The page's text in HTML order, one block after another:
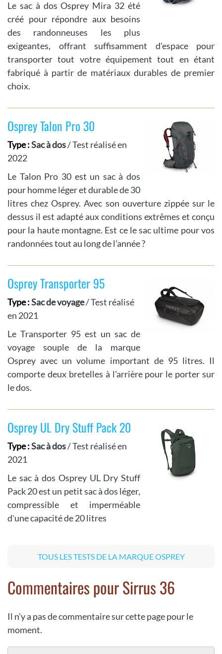
Le sac à dos Osprey Mira 32 été
créé pour répondre aux besoins
des randonneuses les plus
exigeantes, offrant suffisamment d'espace pour
transporter tout votre équipement tout en étant
fabriqué à partir de matériaux durables de premier
choix.
Osprey Talon Pro 30
Type :Sac à dos/ Test réalisé en
2022
Le Talon Pro 30 est un sac à dos
pour homme léger et durable de 30
litres chez Osprey. Avec son ouverture zippée sur le
dessus il est adapté aux conditions extrêmes et conçu
pour la haute montagne. Est ce le sac ultime pour vos
randonnées tout au long de l'année ?
Osprey Transporter 95
Type :Sac de voyage/ Test réalisé
en 2021
Le Transporter 95 est un sac de
voyage souple de la marque
Osprey avec un volume important de 95 litres. Il
comporte deux bretelles à l'arrière pour le porter sur
le dos.
Osprey UL Dry Stuff Pack 20
Type :Sac à dos/ Test réalisé en
2021
Le sac à dos Osprey UL Dry Stuff
Pack 20 est un petit sac à dos léger,
compressible et imperméable
d'une capacité de 20 litres
TOUS LES TESTS DE LA MARQUE OSPREY
Commentaires pour Sirrus 36
Il n'y a pas de commentaire sur cette page pour le
moment.